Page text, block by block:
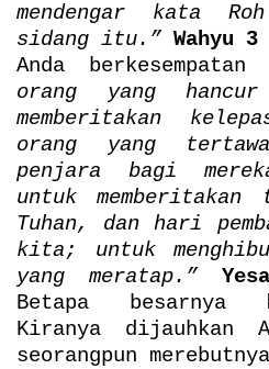
mendengar kata
sidang itu.” Wahyu
Anda berkesempatan
orang yang
memberitakan
orang yang
penjara bagi
untuk memberitakan
Tuhan, dan hari
kita; untuk
yang meratap.”
Betapa besarnya
Kiranya dijauhkan
seorangpun